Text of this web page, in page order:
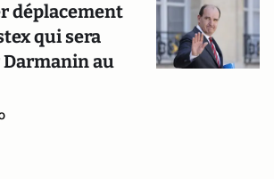
déplacement
qui sera
au